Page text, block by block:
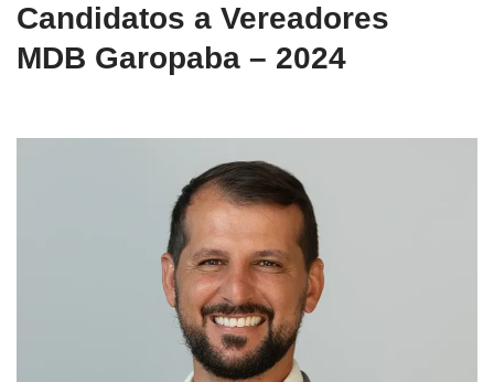
Candidatos a Vereadores
MDB Garopaba – 2024